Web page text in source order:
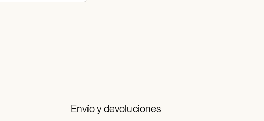
Envío y devoluciones